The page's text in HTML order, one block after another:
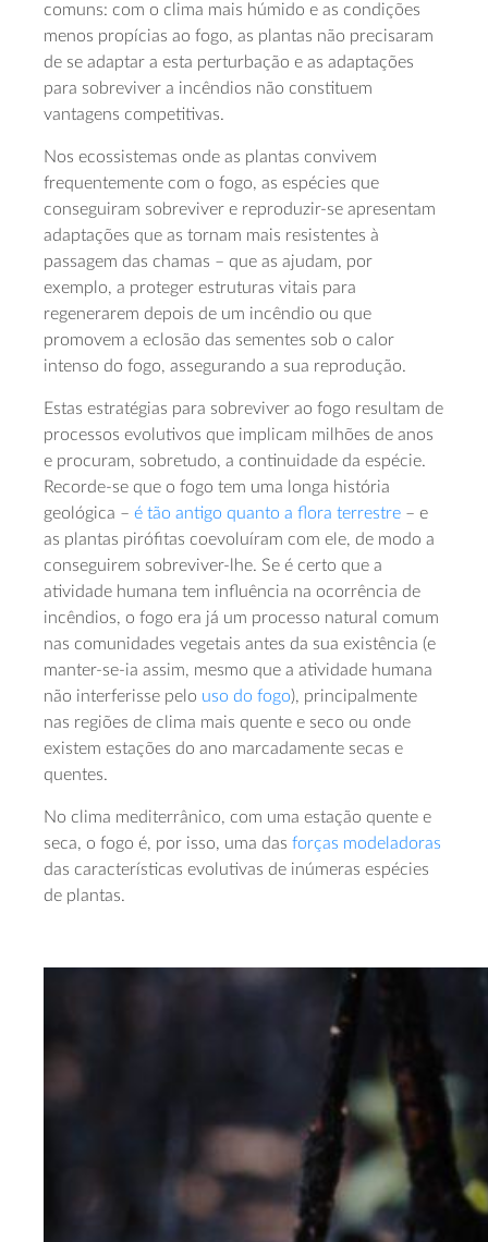
comuns: com o clima mais húmido e as condições
menos propícias ao fogo, as plantas não precisaram
de se adaptar a esta perturbação e as adaptações
para sobreviver a incêndios não constituem
vantagens competitivas.
Nos ecossistemas onde as plantas convivem
frequentemente com o fogo, as espécies que
conseguiram sobreviver e reproduzir-se apresentam
adaptações que as tornam mais resistentes à
passagem das chamas – que as ajudam, por
exemplo, a proteger estruturas vitais para
regenerarem depois de um incêndio ou que
promovem a eclosão das sementes sob o calor
intenso do fogo, assegurando a sua reprodução.
Estas estratégias para sobreviver ao fogo resultam de
processos evolutivos que implicam milhões de anos
e procuram, sobretudo, a continuidade da espécie.
Recorde-se que o fogo tem uma longa história
geológica – é tão antigo quanto a flora terrestre – e
as plantas pirófitas coevoluíram com ele, de modo a
conseguirem sobreviver-lhe. Se é certo que a
atividade humana tem influência na ocorrência de
incêndios, o fogo era já um processo natural comum
nas comunidades vegetais antes da sua existência (e
manter-se-ia assim, mesmo que a atividade humana
não interferisse pelo uso do fogo), principalmente
nas regiões de clima mais quente e seco ou onde
existem estações do ano marcadamente secas e
quentes.
No clima mediterrânico, com uma estação quente e
seca, o fogo é, por isso, uma das forças modeladoras
das características evolutivas de inúmeras espécies
de plantas.